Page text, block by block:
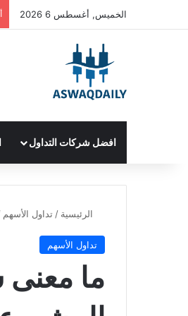
الخميس, أغسطس 6 2026
افضل شركات التداول
الرئيسية / تداول الأسهم
تداول الأسهم
ما